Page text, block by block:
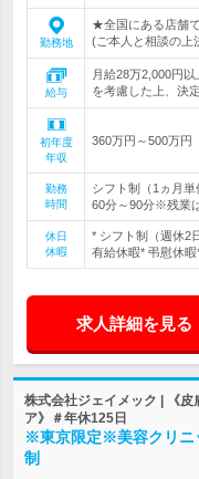
勤務地
★全国にある店舗
(ご本人と相談の上
給与
月給28万2,000円
を考慮した上、決
初年度
年収
360万円～500万円
勤務
時間
シフト制（1ヵ月
60分～90分※残業
休日
休暇
* シフト制（週休2
有給休暇* 弔慰休
求人詳細を見る
株式会社ジェイメック | 《
ア》＃年休125日
※東京限定※美容クリニ
制